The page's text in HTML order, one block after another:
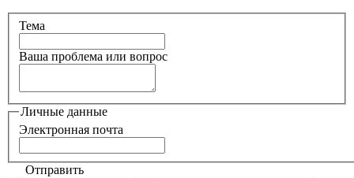
Тема
Ваша проблема или вопрос
Личные данные
Электронная почта
Отправить